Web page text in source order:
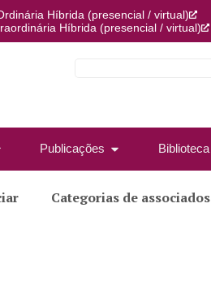
Híbrida (presencial / virtual)
Híbrida (presencial / virtual)
Publicações Biblioteca
Categorias de associados